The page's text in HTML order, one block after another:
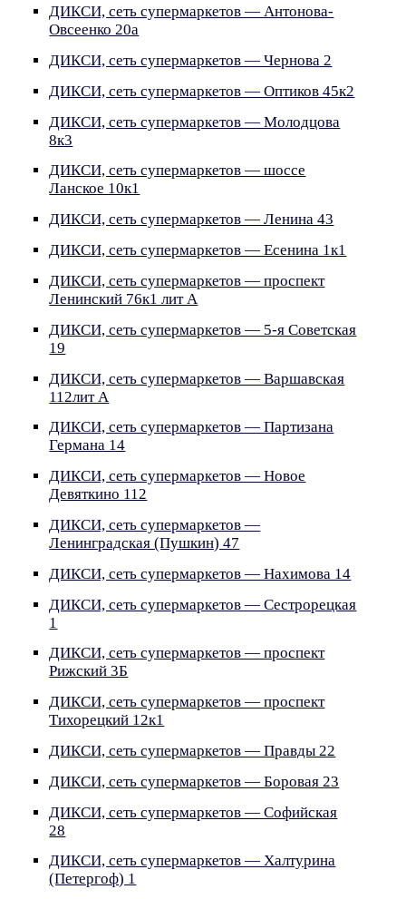
ДИКСИ, сеть супермаркетов — Антонова-
Овсеенко 20а
ДИКСИ, сеть супермаркетов — Чернова 2
ДИКСИ, сеть супермаркетов — Оптиков 45к2
ДИКСИ, сеть супермаркетов — Молодцова
8к3
ДИКСИ, сеть супермаркетов — шоссе
Ланское 10к1
ДИКСИ, сеть супермаркетов — Ленина 43
ДИКСИ, сеть супермаркетов — Есенина 1к1
ДИКСИ, сеть супермаркетов — проспект
Ленинский 76к1 лит А
ДИКСИ, сеть супермаркетов — 5-я Советская
19
ДИКСИ, сеть супермаркетов — Варшавская
112лит А
ДИКСИ, сеть супермаркетов — Партизана
Германа 14
ДИКСИ, сеть супермаркетов — Новое
Девяткино 112
ДИКСИ, сеть супермаркетов —
Ленинградская (Пушкин) 47
ДИКСИ, сеть супермаркетов — Нахимова 14
ДИКСИ, сеть супермаркетов — Сестрорецкая
1
ДИКСИ, сеть супермаркетов — проспект
Рижский 3Б
ДИКСИ, сеть супермаркетов — проспект
Тихорецкий 12к1
ДИКСИ, сеть супермаркетов — Правды 22
ДИКСИ, сеть супермаркетов — Боровая 23
ДИКСИ, сеть супермаркетов — Софийская
28
ДИКСИ, сеть супермаркетов — Халтурина
(Петергоф) 1